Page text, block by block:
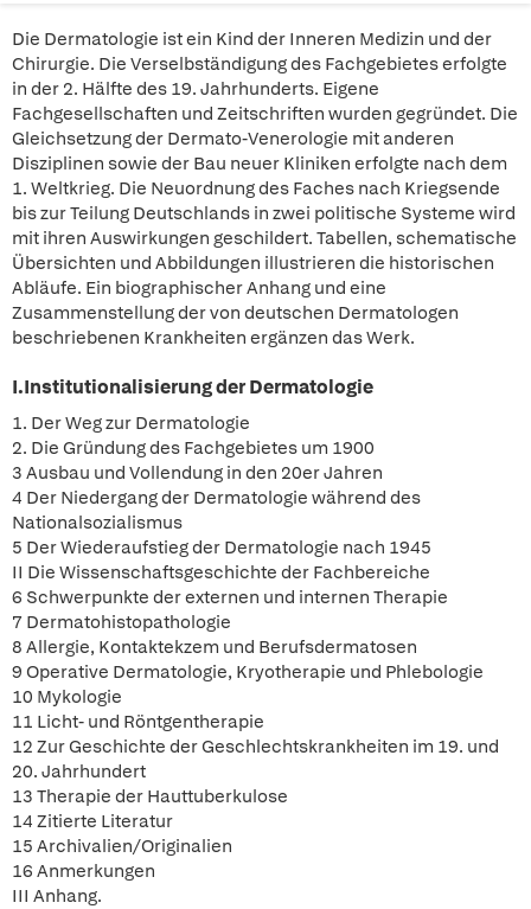
Die Dermatologie ist ein Kind der Inneren Medizin und der
Chirurgie. Die Verselbständigung des Fachgebietes erfolgte
in der 2. Hälfte des 19. Jahrhunderts. Eigene
Fachgesellschaften und Zeitschriften wurden gegründet. Die
Gleichsetzung der Dermato-Venerologie mit anderen
Disziplinen sowie der Bau neuer Kliniken erfolgte nach dem
1. Weltkrieg. Die Neuordnung des Faches nach Kriegsende
bis zur Teilung Deutschlands in zwei politische Systeme wird
mit ihren Auswirkungen geschildert. Tabellen, schematische
Übersichten und Abbildungen illustrieren die historischen
Abläufe. Ein biographischer Anhang und eine
Zusammenstellung der von deutschen Dermatologen
beschriebenen Krankheiten ergänzen das Werk.
I.Institutionalisierung der Dermatologie
1. Der Weg zur Dermatologie
2. Die Gründung des Fachgebietes um 1900
3 Ausbau und Vollendung in den 20er Jahren
4 Der Niedergang der Dermatologie während des
Nationalsozialismus
5 Der Wiederaufstieg der Dermatologie nach 1945
II Die Wissenschaftsgeschichte der Fachbereiche
6 Schwerpunkte der externen und internen Therapie
7 Dermatohistopathologie
8 Allergie, Kontaktekzem und Berufsdermatosen
9 Operative Dermatologie, Kryotherapie und Phlebologie
10 Mykologie
11 Licht- und Röntgentherapie
12 Zur Geschichte der Geschlechtskrankheiten im 19. und
20. Jahrhundert
13 Therapie der Hauttuberkulose
14 Zitierte Literatur
15 Archivalien/Originalien
16 Anmerkungen
III Anhang.